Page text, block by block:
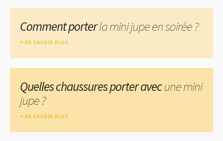
Comment porterla mini jupe en soirée ?
EN SAVOIR PLUS
Quelles chaussures porter avecune mini
jupe ?
EN SAVOIR PLUS